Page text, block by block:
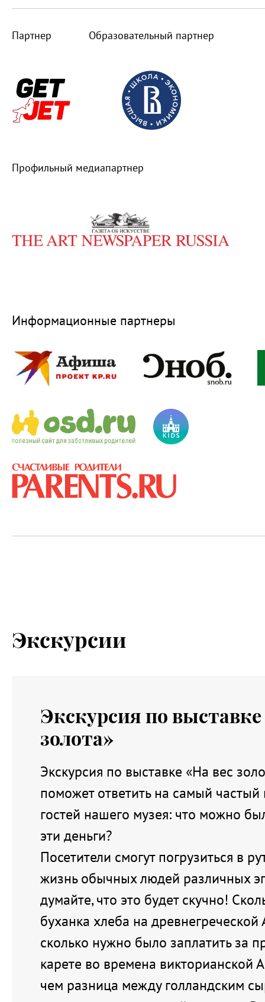
Партнер Образовательный партнер
Профильный медиапартнер
Информационные партнеры
Экскурсии
Экскурсия по
золота»
Экскурсия по выставке «На вес
поможет ответить на самый частый
гостей нашего музея: что можно
эти деньги?
Посетители смогут погрузиться в
жизнь обычных людей различных
думайте, что это будет скучно!
буханка хлеба на древнегреческой
сколько нужно было заплатить за
карете во времена викторианской
чем разница между голландским